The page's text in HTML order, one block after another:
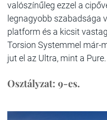
valószínűleg ezzel a
legnagyobb szabadsága
platform és a kicsit
Torsion Systemmel már-
jut el az Ultra, mint a Pure.
Osztályzat: 9-es.